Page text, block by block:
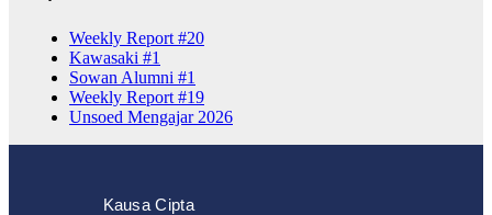
Weekly Report #20
Kawasaki #1
Sowan Alumni #1
Weekly Report #19
Unsoed Mengajar 2026
Kausa Cipta